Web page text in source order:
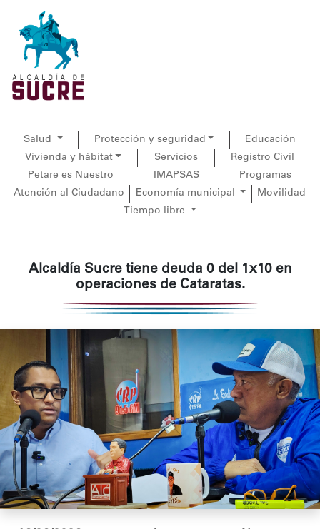
Salud Protección y seguridad
Educación
Vivienda y hábitat
Servicios
Registro Civil
Petare es Nuestro
IMAPSAS
Programas
Atención al Ciudadano
Economía municipal
Movilidad
Tiempo libre
Alcaldía Sucre tiene deuda 0 del 1x10 en
operaciones de Cataratas.